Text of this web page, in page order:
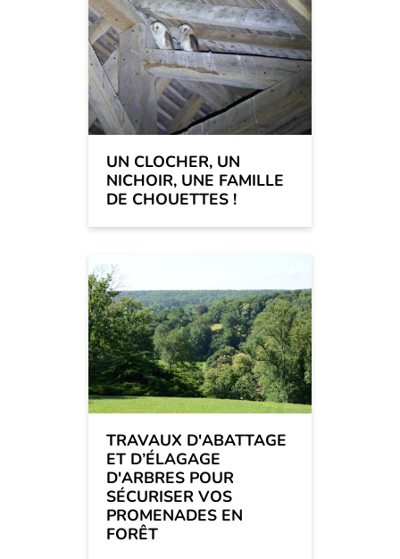
UN CLOCHER, UN
NICHOIR, UNE FAMILLE
DE CHOUETTES !
TRAVAUX D'ABATTAGE
ET D’ÉLAGAGE
D'ARBRES POUR
SÉCURISER VOS
PROMENADES EN
FORÊT